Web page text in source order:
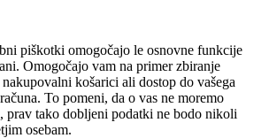
piškotki omogočajo le osnovne funkcije
Omogočajo vam na primer zbiranje
košarici ali dostop do vašega
To pomeni, da o vas ne moremo
prav tako dobljeni podatki ne bodo nikoli
osebam.